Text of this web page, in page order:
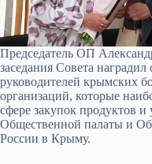
Председатель ОП
заседания Совета
руководителей крымских
организаций, которые
сфере закупок продуктов
Общественной палаты и
России в Крыму.